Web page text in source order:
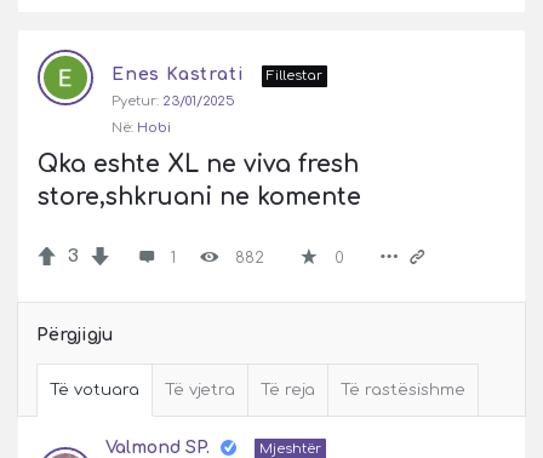
Pyetje
Latest
Enes Kastrati
Fillestar
Pyetur: 23/01/2025
Në: Hobi
Qka eshte XL ne viva fresh
store,shkruani ne komente
3 1 882 0
Përgjigju
Të votuara Të vjetra Të reja Të rastësishme
Valmond SP. Mjeshtër